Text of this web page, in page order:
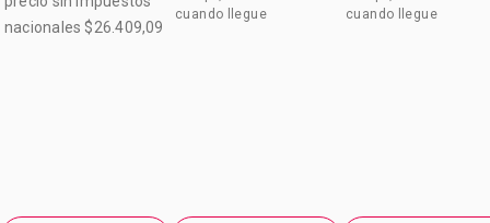
nacionales $26.409,09
cuando llegue
cuando llegue